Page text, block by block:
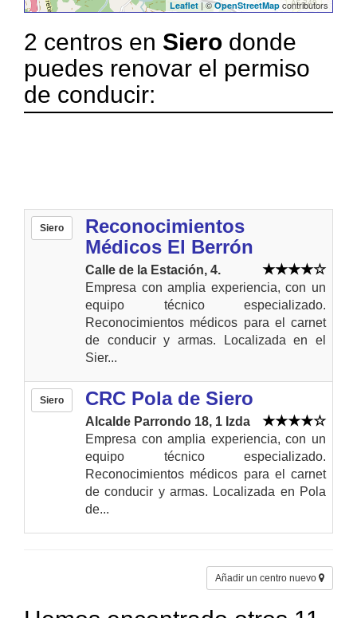
Leaflet| ©OpenStreetMap contributors
2 centros en Siero donde
puedes renovar el permiso
de conducir:
Siero
Reconocimientos
Médicos El Berrón
Calle de la Estación, 4.
Empresa con amplia experiencia, con un
equipo técnico especializado.
Reconocimientos médicos para el carnet
de conducir y armas. Localizada en el
Sier...
Siero CRC Pola de Siero
Alcalde Parrondo 18, 1 Izda
Empresa con amplia experiencia, con un
equipo técnico especializado.
Reconocimientos médicos para el carnet
de conducir y armas. Localizada en Pola
de...
Añadir un centro nuevo